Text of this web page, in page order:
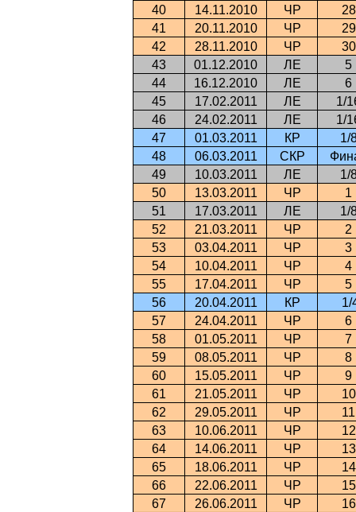
40
14.11.2010 ЧР
28
41
20.11.2010 ЧР
29
42
28.11.2010 ЧР
30
43
01.12.2010 ЛЕ
5
44
16.12.2010 ЛЕ
6
45
17.02.2011 ЛЕ
1/
46
24.02.2011 ЛЕ
1/
47
01.03.2011 КР
1/
48
06.03.2011 СКР
49
10.03.2011 ЛЕ
1/
50
13.03.2011 ЧР
1
51
17.03.2011 ЛЕ
1/
52
21.03.2011 ЧР
2
53
03.04.2011 ЧР
3
54
10.04.2011 ЧР
4
55
17.04.2011 ЧР
5
56
20.04.2011 КР
1/
57
24.04.2011 ЧР
6
58
01.05.2011 ЧР
7
59
08.05.2011 ЧР
8
60
15.05.2011 ЧР
9
61
21.05.2011 ЧР
10
62
29.05.2011 ЧР
11
63
10.06.2011 ЧР
12
64
14.06.2011 ЧР
13
65
18.06.2011 ЧР
14
66
22.06.2011 ЧР
15
67
26.06.2011 ЧР
16